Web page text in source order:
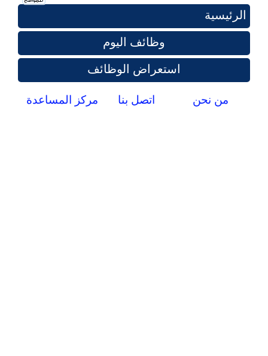
الرئيسية
وظائف اليوم
استعراض الوظائف
من نحن اتصل بنا مركز المساعدة